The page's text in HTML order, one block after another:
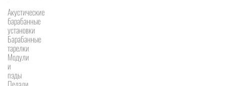
Акустические
барабанные
установки
Барабанные
тарелки
Модули
и
пэды